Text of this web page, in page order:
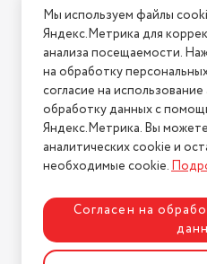
Условия
Нашли ошибку на
2026 © Интернет-магазин
Политика
Разработка
Мы используем файлы
Яндекс.Метрика для
анализа посещаемости.
на обработку
согласие на
обработку данных с
Яндекс.Метрика. Вы
аналитических cookie и
необходимые cookie.
Согласен на